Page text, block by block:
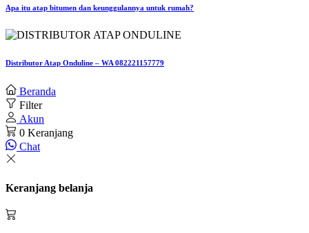
Apa itu atap bitumen dan keunggulannya untuk rumah?
Distributor Atap Onduline – WA 082221157779
Beranda
Filter
Akun
0 Keranjang
Chat
Keranjang belanja